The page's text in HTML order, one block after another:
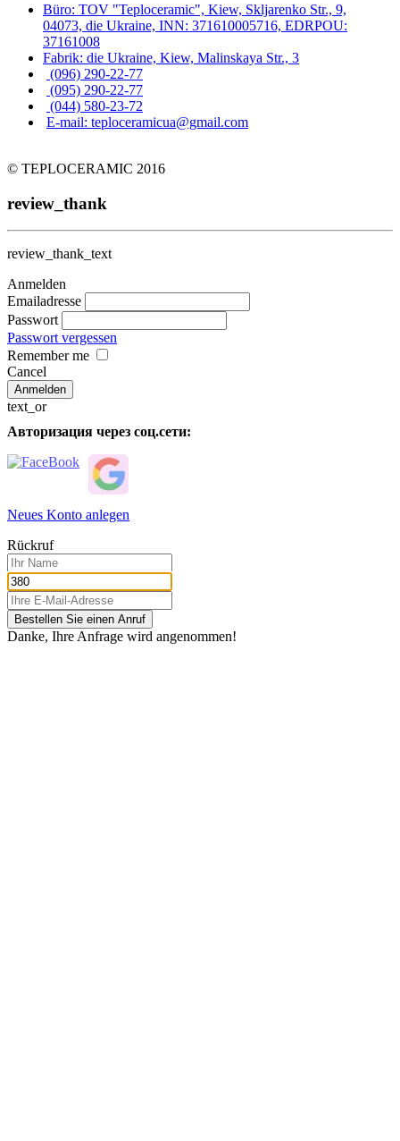
Büro: TOV "Teploceramic", Kiew, Skljarenko Str., 9,
04073, die Ukraine, INN: 371610005716, EDRPOU:
37161008
Fabrik: die Ukraine, Kiew, Malinskaya Str., 3
(096) 290-22-77
(095) 290-22-77
(044) 580-23-72
E-mail: teploceramicua@gmail.com
© TEPLOCERAMIC 2016
review_thank
review_thank_text
Anmelden
Emailadresse
Passwort
Passwort vergessen
Remember me
Cancel
text_or
Авторизация через соц.сети:
Neues Konto anlegen
Rückruf
Bestellen Sie einen Anruf
Danke, Ihre Anfrage wird angenommen!